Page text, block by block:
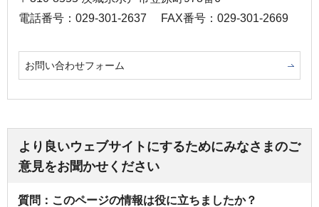
電話番号：029-301-2637
FAX番号：029-301-2669
お問い合わせフォーム
より良いウェブサイトにするためにみなさまのご
意見をお聞かせください
質問：このページの情報は役に立ちましたか？